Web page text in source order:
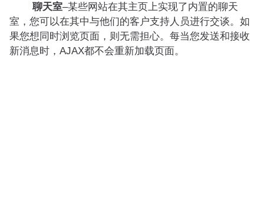
聊天室–某些网站在其主页上实现了内置的聊天
室，您可以在其中与他们的客户支持人员进行交谈。如
果您想同时浏览页面，则无需担心。每当您发送和接收
新消息时，AJAX都不会重新加载页面。